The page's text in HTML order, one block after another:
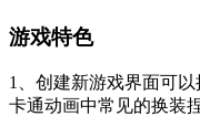
游戏特色
1、创建新游戏界面可
卡通动画中常见的换装